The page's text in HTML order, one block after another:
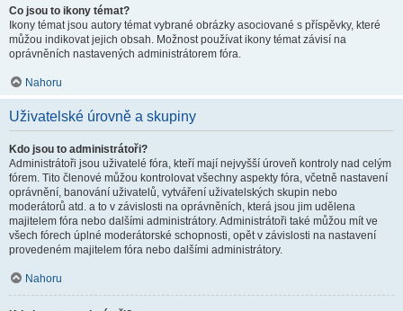
Co jsou to ikony témat?
Ikony témat jsou autory témat vybrané obrázky asociované s příspěvky, které
můžou indikovat jejich obsah. Možnost používat ikony témat závisí na
oprávněních nastavených administrátorem fóra.
Nahoru
Uživatelské úrovně a skupiny
Kdo jsou to administrátoři?
Administrátoři jsou uživatelé fóra, kteří mají nejvyšší úroveň kontroly nad celým
fórem. Tito členové můžou kontrolovat všechny aspekty fóra, včetně nastavení
oprávnění, banování uživatelů, vytváření uživatelských skupin nebo
moderátorů atd. a to v závislosti na oprávněních, která jsou jim udělena
majitelem fóra nebo dalšími administrátory. Administrátoři také můžou mít ve
všech fórech úplné moderátorské schopnosti, opět v závislosti na nastavení
provedeném majitelem fóra nebo dalšími administrátory.
Nahoru